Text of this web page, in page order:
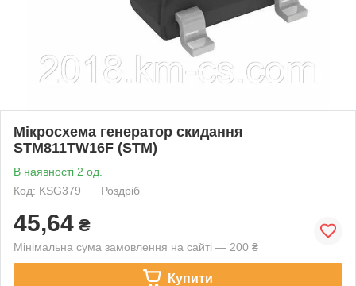
Мікросхема генератор скидання
STM811TW16F (STM)
В наявності 2 од.
Код: KSG379
Роздріб
45,64 ₴
Мінімальна сума замовлення на сайті — 200 ₴
Купити